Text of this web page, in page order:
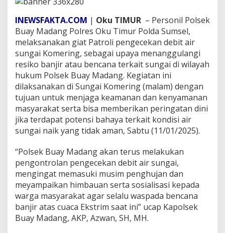
R
t
i
n
P
n
g
e
c
e
k
a
n
e
i
t
A
i
r
S
u
INEWSFAKTA.COM | Oku TIMUR – Personil Polsek
Buay Madang Polres Oku Timur Polda Sumsel,
melaksanakan giat Patroli pengecekan debit air
sungai Komering, sebagai upaya menanggulangi
resiko banjir atau bencana terkait sungai di wilayah
hukum Polsek Buay Madang. Kegiatan ini
dilaksanakan di Sungai Komering (malam) dengan
tujuan untuk menjaga keamanan dan kenyamanan
masyarakat serta bisa memberikan peringatan dini
jika terdapat potensi bahaya terkait kondisi air
sungai naik yang tidak aman, Sabtu (11/01/2025).
“Polsek Buay Madang akan terus melakukan
pengontrolan pengecekan debit air sungai,
mengingat memasuki musim penghujan dan
meyampaikan himbauan serta sosialisasi kepada
warga masyarakat agar selalu waspada bencana
banjir atas cuaca Ekstrim saat ini” ucap Kapolsek
Buay Madang, AKP, Azwan, SH, MH.